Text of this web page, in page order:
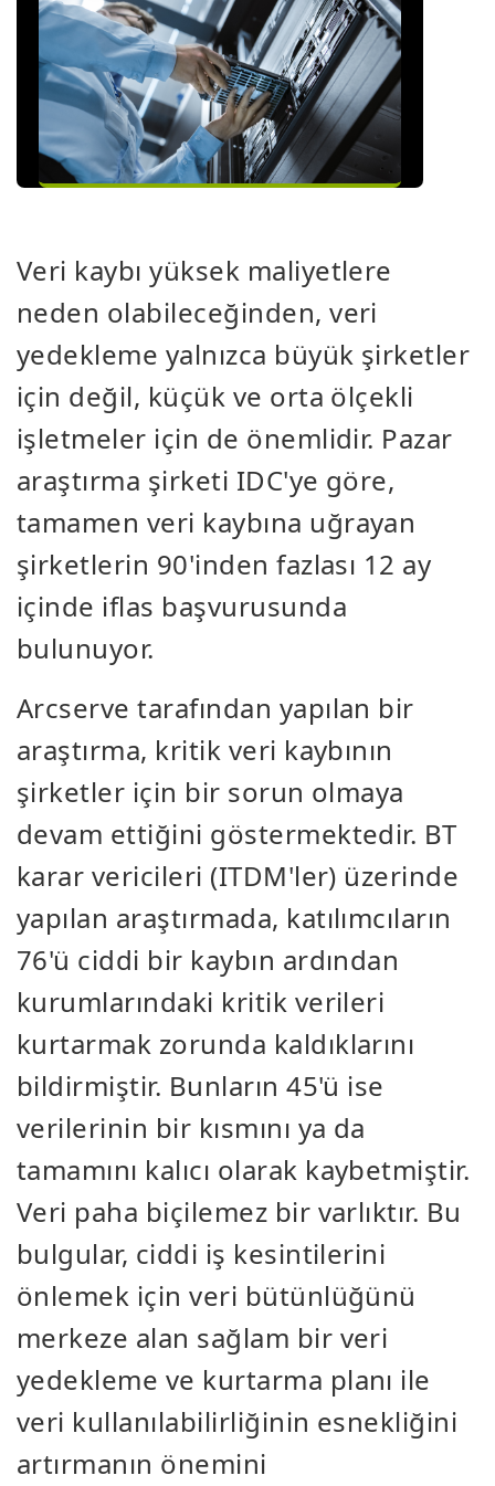
Veri kaybı yüksek maliyetlere
neden olabileceğinden, veri
yedekleme yalnızca büyük şirketler
için değil, küçük ve orta ölçekli
işletmeler için de önemlidir. Pazar
araştırma şirketi IDC'ye göre,
tamamen veri kaybına uğrayan
şirketlerin 90'inden fazlası 12 ay
içinde iflas başvurusunda
bulunuyor.
Arcserve tarafından yapılan bir
araştırma, kritik veri kaybının
şirketler için bir sorun olmaya
devam ettiğini göstermektedir. BT
karar vericileri (ITDM'ler) üzerinde
yapılan araştırmada, katılımcıların
76'ü ciddi bir kaybın ardından
kurumlarındaki kritik verileri
kurtarmak zorunda kaldıklarını
bildirmiştir. Bunların 45'ü ise
verilerinin bir kısmını ya da
tamamını kalıcı olarak kaybetmiştir.
Veri paha biçilemez bir varlıktır. Bu
bulgular, ciddi iş kesintilerini
önlemek için veri bütünlüğünü
merkeze alan sağlam bir veri
yedekleme ve kurtarma planı ile
veri kullanılabilirliğinin esnekliğini
artırmanın önemini